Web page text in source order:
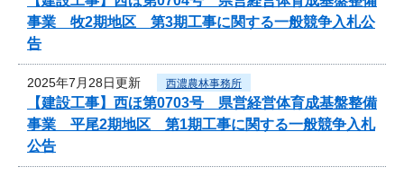
事業 牧2期地区 第3期工事に関する一般競争入札公
告
2025年7月28日更新 西濃農林事務所
【建設工事】西ほ第0703号 県営経営体育成基盤整備
事業 平尾2期地区 第1期工事に関する一般競争入札
公告